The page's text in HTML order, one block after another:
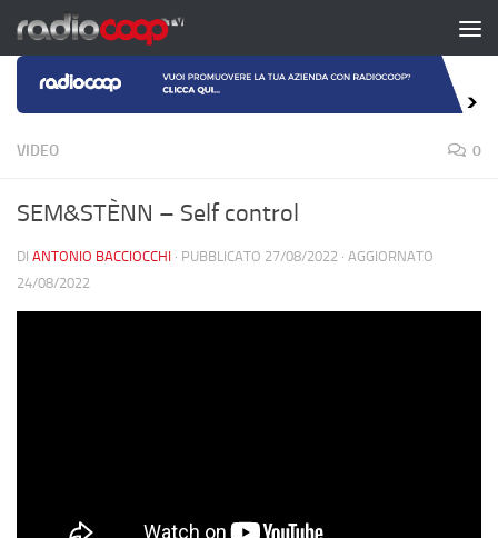
Salta al contenuto
VIDEO 0
SEM&STÈNN – Self control
DI ANTONIO BACCIOCCHI · PUBBLICATO 27/08/2022 · AGGIORNATO
24/08/2022